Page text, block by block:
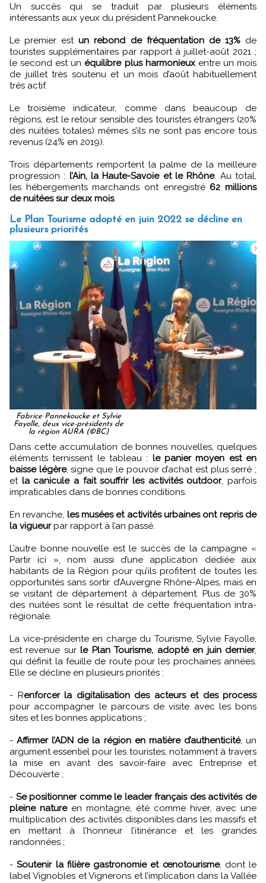
Un succès qui se traduit par plusieurs éléments
intéressants aux yeux du président Pannekoucke.
Le premier estun rebond de fréquentation de 13%de
touristes supplémentaires par rapport à juillet-août 2021 ;
le second est un équilibre plus harmonieuxentre un mois
de juillet très soutenu et un mois d’août habituellement
très actif.
Le troisième indicateur, comme dans beaucoup de
régions, est le retour sensible des touristes étrangers (20%
des nuitées totales) mêmes s’ils ne sont pas encore tous
revenus (24% en 2019).
Trois départements remportent la palme de la meilleure
progression : l’Ain, la Haute-Savoie et le Rhône. Au total,
les hébergements marchands ont enregistré 62 millions
de nuitées sur deux mois.
Le Plan Tourisme adopté en juin 2022 se décline en
plusieurs priorités
Fabrice Pannekoucke et Sylvie
Fayolle, deux vice-présidents de
la région AURA (©BC)
Dans cette accumulation de bonnes nouvelles, quelques
éléments ternissent le tableau : le panier moyen est en
baisse légère, signe que le pouvoir d’achat est plus serré ;
et la canicule a fait souffrir les activités outdoor, parfois
impraticables dans de bonnes conditions.
En revanche, les musées et activités urbaines ont repris de
la vigueurpar rapport à l’an passé.
L’autre bonne nouvelle est le succès de la campagne «
Partir ici », nom aussi d’une application dédiée aux
habitants de la Région pour qu’ils profitent de toutes les
opportunités sans sortir d’Auvergne Rhône-Alpes, mais en
se visitant de département à département. Plus de 30%
des nuitées sont le résultat de cette fréquentation intra-
régionale.
La vice-présidente en charge du Tourisme, Sylvie Fayolle,
est revenue surle Plan Tourisme, adopté en juin dernier,
qui définit la feuille de route pour les prochaines années.
Elle se décline en plusieurs priorités :
- Renforcer la digitalisation des acteurs et des process
pour accompagner le parcours de visite avec les bons
sites et les bonnes applications ;
-Affirmer l’ADN de la région en matière d’authenticité, un
argument essentiel pour les touristes, notamment à travers
la mise en avant des savoir-faire avec Entreprise et
Découverte ;
- Se positionner comme le leader français des activités de
pleine natureen montagne, été comme hiver, avec une
multiplication des activités disponibles dans les massifs et
en mettant à l’honneur l’itinérance et les grandes
randonnées ;
- Soutenir la filière gastronomie et œnotourisme, dont le
label Vignobles et Vignerons et l’implication dans la Vallée